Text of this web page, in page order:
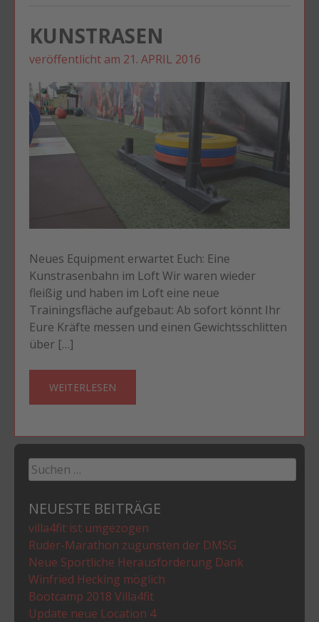
KUNSTRASEN
veröffentlicht am 21. APRIL 2016
Neues Equipment erwartet Euch: Eine
Kunstrasenbahn im Loft Wir waren wieder
fleißig und haben im Loft eine neue
Trainingsfläche aufgebaut: Ab sofort könnt Ihr
Eure Kräfte messen und einen Gewichtsschlitten
über […]
WEITERLESEN
Suchen
nach:
NEUESTE BEITRÄGE
villa4fit ist umgezogen
Ruder-Marathon zugunsten der DMSG
Neue Sportliche Herausforderung Dank
Winfried Hecking möglich
Bootcamp 2018 Villa4fit
Update neue Location 4